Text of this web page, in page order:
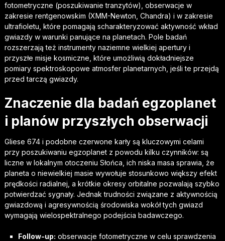
fotometryczne (poszukiwanie tranzytów), obserwacje w
zakresie rentgenowskim (XMM-Newton, Chandra) i w zakresie
ultrafioletu, które pomagają scharakteryzować aktywność wkład
gwiazdy w warunki panujące na planetach. Pole badań
rozszerzają też instrumenty naziemne wielkiej apertury i
przyszłe misje kosmiczne, które umożliwią dokładniejsze
pomiary spektroskopowe atmosfer planetarnych, jeśli te przejdą
przed tarczą gwiazdy.
Znaczenie dla badań egzoplanet
i planów przyszłych obserwacji
Gliese 674 i podobne czerwone karły są kluczowymi celami
przy poszukiwaniu egzoplanet z powodu kilku czynników: są
liczne w lokalnym otoczeniu Słońca, ich niska masa sprawia, że
planeta o niewielkiej masie wywołuje stosunkowo większy efekt
prędkości radialnej, a krótkie okresy orbitalne pozwalają szybko
potwierdzać sygnały. Jednak trudności związane z aktywnością
gwiazdową i agresywnością środowiska wokół tych gwiazd
wymagają wielospektralnego podejścia badawczego.
Follow-up: obserwacje fotometryczne w celu sprawdzenia